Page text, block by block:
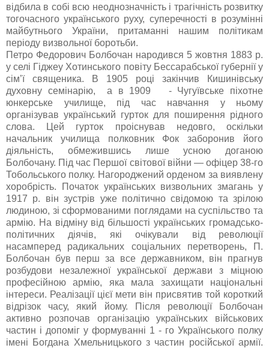
відбила в собі всю неоднозначність і трагічність розвитку
тогочасного українського руху, суперечності в розумінні
майбутнього України, притаманні нашим політикам
періоду визвольної боротьби.
Петро Федорович Болбочан народився 5 жовтня 1883 р.
у селі Гіджеу Хотинського повіту Бессарабської губернії у
сім’ї священика. В 1905 році закінчив Кишинівську
духовну семінарію, а в 1909 - Чугуївське піхотне
юнкерське училище, під час навчання у ньому
організував український гурток для поширення рідного
слова. Цей гурток проіснував недовго, оскільки
начальник училища полковник Фок заборонив його
діяльність, обмежившись лише усною доганою
Болбочану. Під час Першої світової війни — офіцер 38-го
Тобольського полку. Нагороджений орденом за виявлену
хоробрість. Початок українських визвольних змагань у
1917 р. він зустрів уже політично свідомою та зрілою
людиною, зі сформованими поглядами на суспільство та
армію. На відміну від більшості українських громадсько-
політичних діячів, які очікували від революції
насамперед радикальних соціальних перетворень, П.
Болбочан був перш за все державником, він прагнув
розбудови незалежної української держави з міцною
професійною армію, яка мала захищати національні
інтереси. Реалізації цієї мети він присвятив той короткий
відрізок часу, який йому. Після революції Болбочан
активно розпочав організацію українських військових
частин і допоміг у формуванні 1 - го Українського полку
імені Богдана Хмельницького з частин російської армії.